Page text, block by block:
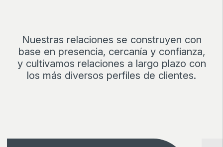
Nuestras relaciones se construyen con
base en presencia, cercanía y confianza,
y cultivamos relaciones a largo plazo con
los más diversos perfiles de clientes.